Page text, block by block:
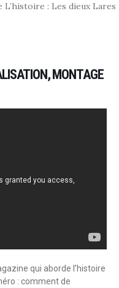
L’histoire : Les dieux Lares
MONTAGE
qui aborde l’histoire
: comment de